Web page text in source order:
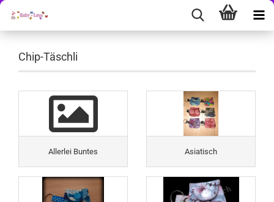
Chip-Täschli
Allerlei Buntes Asiatisch